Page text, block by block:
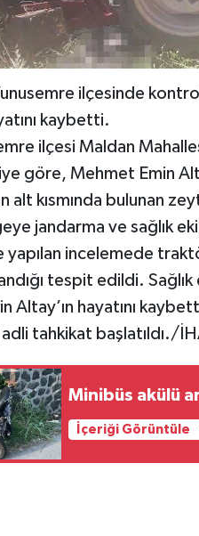
ilçesinde
kaybetti.
ilçesi Maldan
göre, Mehmet Emin
alt kısmında bulunan
jandarma ve sağlık
yapılan incelemede
tespit edildi.
Altay’ın hayatını
adli tahkikat başlatıldı./
Minibüs akülü
İçeriği Görüntüle